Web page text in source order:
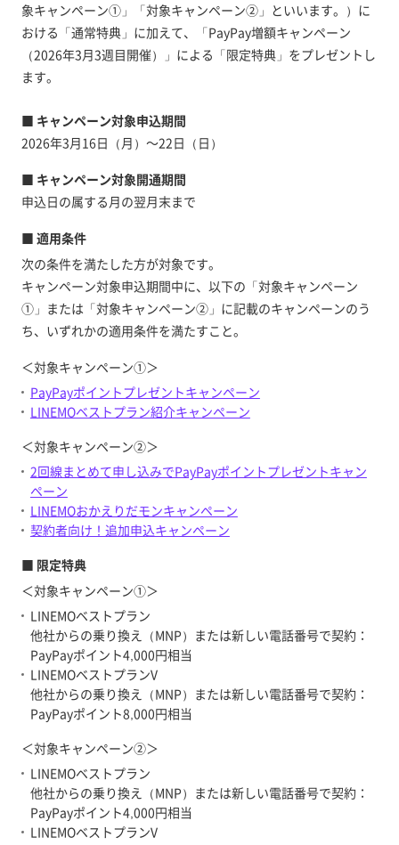
象キャンペーン①」「対象キャンペーン②」といいます。）に
おける「通常特典」に加えて、「PayPay増額キャンペーン
（2026年3月3週目開催）」による「限定特典」をプレゼントし
ます。
■ キャンペーン対象申込期間
2026年3月16日（月）～22日（日）
■ キャンペーン対象開通期間
申込日の属する月の翌月末まで
■ 適用条件
次の条件を満たした方が対象です。
キャンペーン対象申込期間中に、以下の「対象キャンペーン
①」または「対象キャンペーン②」に記載のキャンペーンのう
ち、いずれかの適用条件を満たすこと。
＜対象キャンペーン①＞
PayPayポイントプレゼントキャンペーン
LINEMOベストプラン紹介キャンペーン
＜対象キャンペーン②＞
2回線まとめて申し込みでPayPayポイントプレゼントキャン
ペーン
LINEMOおかえりだモンキャンペーン
契約者向け！追加申込キャンペーン
■ 限定特典
＜対象キャンペーン①＞
LINEMOベストプラン
他社からの乗り換え（MNP）または新しい電話番号で契約：
PayPayポイント4,000円相当
LINEMOベストプランV
他社からの乗り換え（MNP）または新しい電話番号で契約：
PayPayポイント8,000円相当
＜対象キャンペーン②＞
LINEMOベストプラン
他社からの乗り換え（MNP）または新しい電話番号で契約：
PayPayポイント4,000円相当
LINEMOベストプランV